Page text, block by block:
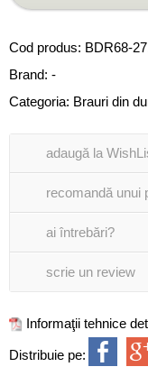
Cod produs: BDR68-
Brand: -
Categoria: Brauri din
adaugă la
recomandă unui
ai întrebări?
scrie un review
Informaţii tehnice
Distribuie pe: